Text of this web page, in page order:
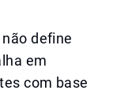
define
em
com base